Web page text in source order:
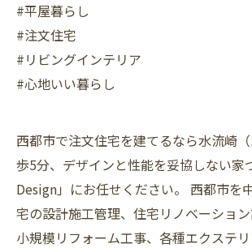
#平屋暮らし
#注文住宅
#リビングインテリア
#心地いい暮らし
西都市で注文住宅を建てるなら水流崎
歩5分、デザインと性能を妥協しない
Design」にお任せください。 西都市を
宅の設計施工管理、住宅リノベーション
小規模リフォーム工事、各種エクステ